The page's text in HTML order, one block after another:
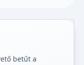
betűt a